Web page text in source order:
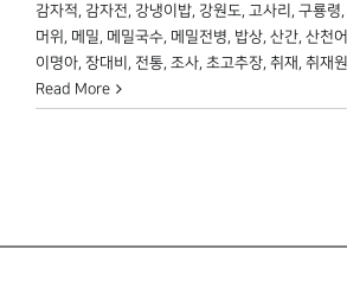
감자적 감자전 강냉이밥 강원도 고사리 구룡령
머위
메밀 메밀국수 메밀전병 밥상 산간 산천어
이명아 장대비 전통 조사 초고추장 취재 취재원
Read More